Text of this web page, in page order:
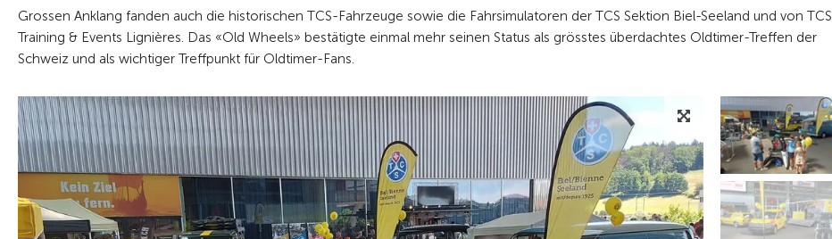
Grossen Anklang fanden auch die historischen TCS-Fahrzeuge sowie die Fahrsimulatoren der TCS Sektion Biel-Seeland und von TCS
Training & Events Lignières. Das «Old Wheels» bestätigte einmal mehr seinen Status als grösstes überdachtes Oldtimer-Treffen der
Schweiz und als wichtiger Treffpunkt für Oldtimer-Fans.